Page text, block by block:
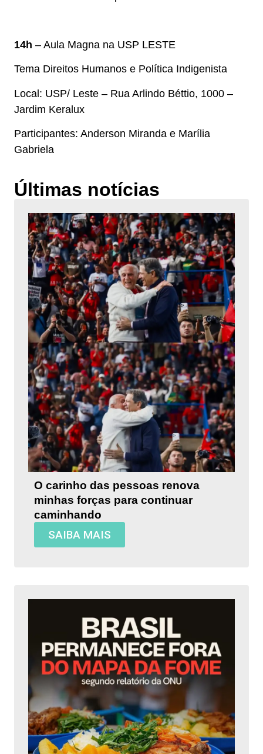
14h – Aula Magna na USP LESTE
Tema Direitos Humanos e Política Indigenista
Local: USP/ Leste – Rua Arlindo Béttio, 1000 –
Jardim Keralux
Participantes: Anderson Miranda e Marília
Gabriela
Últimas notícias
O carinho das pessoas renova
minhas forças para continuar
caminhando
SAIBA MAIS